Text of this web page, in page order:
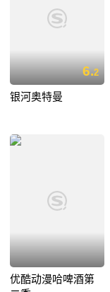
6.2
银河奥特曼
优酷动漫哈啤酒第